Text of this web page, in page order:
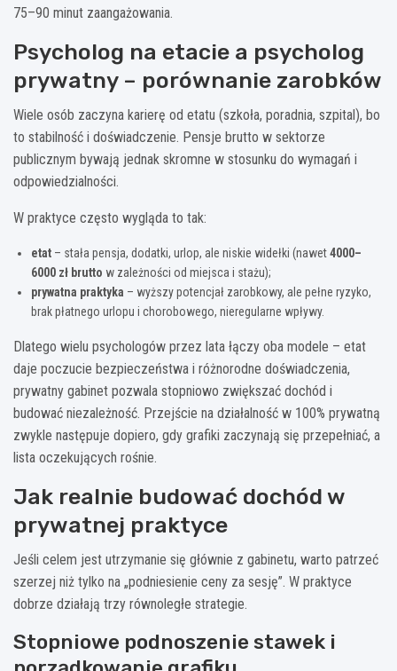
75–90 minut zaangażowania.
Psycholog na etacie a psycholog
prywatny – porównanie zarobków
Wiele osób zaczyna karierę od etatu (szkoła, poradnia, szpital), bo
to stabilność i doświadczenie. Pensje brutto w sektorze
publicznym bywają jednak skromne w stosunku do wymagań i
odpowiedzialności.
W praktyce często wygląda to tak:
etat – stała pensja, dodatki, urlop, ale niskie widełki (nawet4000–
6000 zł brutto w zależności od miejsca i stażu);
prywatna praktyka – wyższy potencjał zarobkowy, ale pełne ryzyko,
brak płatnego urlopu i chorobowego, nieregularne wpływy.
Dlatego wielu psychologów przez lata łączy oba modele – etat
daje poczucie bezpieczeństwa i różnorodne doświadczenia,
prywatny gabinet pozwala stopniowo zwiększać dochód i
budować niezależność. Przejście na działalność w 100% prywatną
zwykle następuje dopiero, gdy grafiki zaczynają się przepełniać, a
lista oczekujących rośnie.
Jak realnie budować dochód w
prywatnej praktyce
Jeśli celem jest utrzymanie się głównie z gabinetu, warto patrzeć
szerzej niż tylko na „podniesienie ceny za sesję”. W praktyce
dobrze działają trzy równoległe strategie.
Stopniowe podnoszenie stawek i